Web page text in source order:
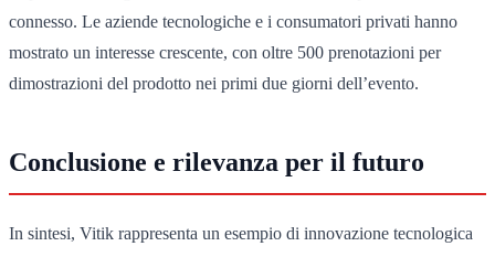
connesso. Le aziende tecnologiche e i consumatori privati hanno
mostrato un interesse crescente, con oltre 500 prenotazioni per
dimostrazioni del prodotto nei primi due giorni dell’evento.
Conclusione e rilevanza per il futuro
In sintesi, Vitik rappresenta un esempio di innovazione tecnologica